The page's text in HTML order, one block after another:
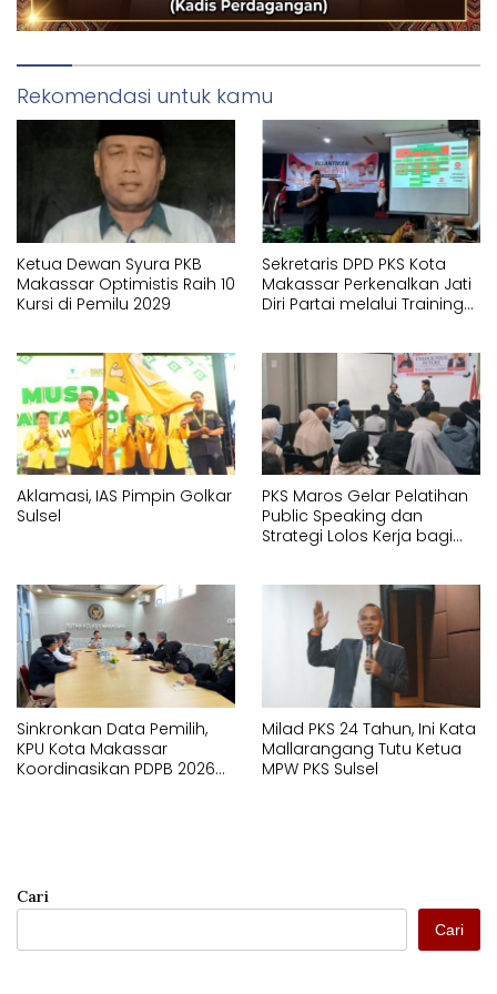
Rekomendasi untuk kamu
Ketua Dewan Syura PKB
Makassar Optimistis Raih 10
Kursi di Pemilu 2029
Sekretaris DPD PKS Kota
Makassar Perkenalkan Jati
Diri Partai melalui Training
Aklamasi, IAS Pimpin Golkar
Sulsel
PKS Maros Gelar Pelatihan
Public Speaking dan
Strategi Lolos Kerja bagi
Sinkronkan Data Pemilih,
KPU Kota Makassar
Koordinasikan PDPB 2026
Milad PKS 24 Tahun, Ini Kata
Mallarangang Tutu Ketua
MPW PKS Sulsel
Cari
Cari